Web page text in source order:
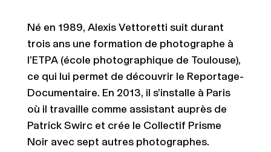
Né en 1989, Alexis Vettoretti suit durant
trois ans une formation de photographe à
l’ETPA (école photographique de Toulouse),
ce qui lui permet de découvrir le Reportage-
Documentaire. En 2013, il s’installe à Paris
où il travaille comme assistant auprès de
Patrick Swirc et crée le Collectif Prisme
Noir avec sept autres photographes.